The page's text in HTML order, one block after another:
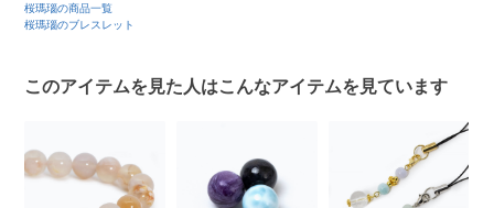
桜瑪瑙の商品一覧
桜瑪瑙のブレスレット
このアイテムを見た人はこんなアイテムを見ています